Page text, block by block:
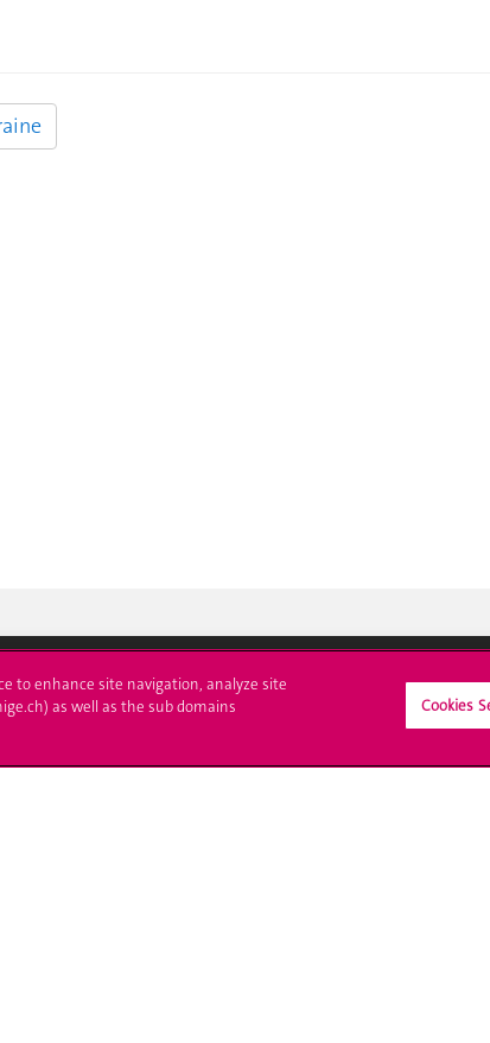
l'UNIGE L'UNIGE vous informe
UNIGE Mobile
to enhance site navigation, analyze site
as well as the sub domains
Cookies